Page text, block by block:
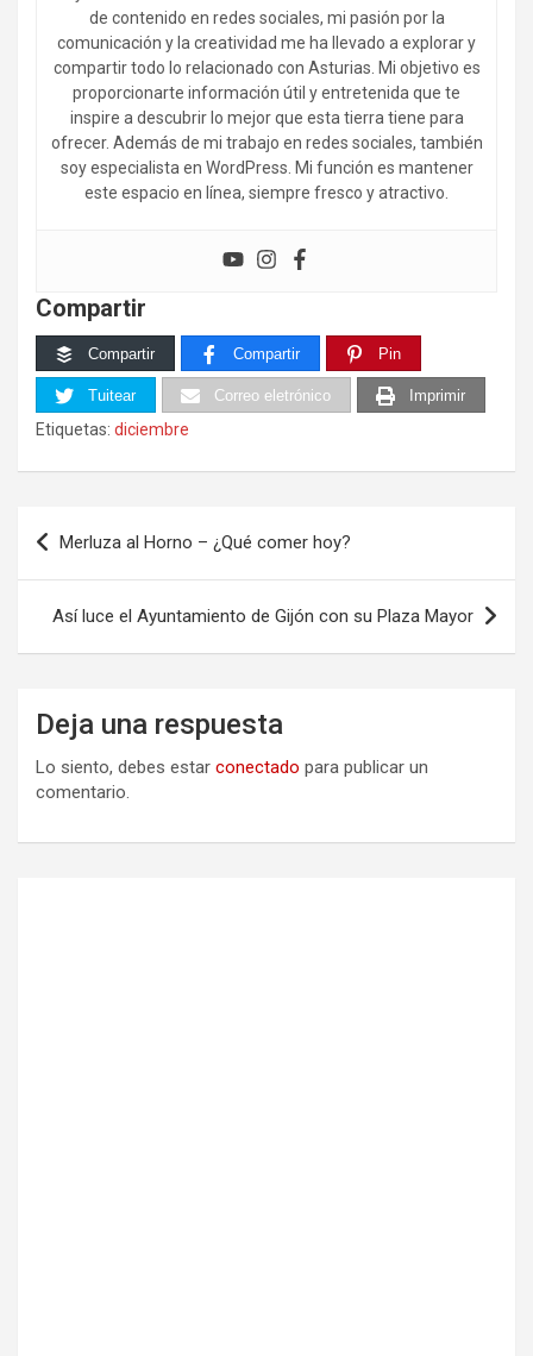
de contenido en redes sociales, mi pasión por la
comunicación y la creatividad me ha llevado a explorar y
compartir todo lo relacionado con Asturias. Mi objetivo es
proporcionarte información útil y entretenida que te
inspire a descubrir lo mejor que esta tierra tiene para
ofrecer. Además de mi trabajo en redes sociales, también
soy especialista en WordPress. Mi función es mantener
este espacio en línea, siempre fresco y atractivo.
Compartir
Compartir Compartir Pin
Tuitear Correo eletrónico Imprimir
Etiquetas: diciembre
Navegación
de
entradas
Merluza al Horno – ¿Qué comer hoy?
Así luce el Ayuntamiento de Gijón con su Plaza Mayor
Deja una respuesta
Lo siento, debes estar conectado para publicar un
comentario.